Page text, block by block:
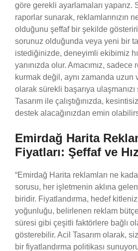
göre gerekli ayarlamaları yaparız.
raporlar sunarak, reklamlarınızın
olduğunu şeffaf bir şekilde
sorunuz olduğunda veya yeni bir
istediğinizde, deneyimli ekibimiz
yanınızda olur. Amacımız, sadece
kurmak değil, aynı zamanda uzun
olarak sürekli başarıya ulaşmanızı
Tasarım ile çalıştığınızda,
destek alacağınızdan emin
Emirdağ Harita
Fiyatları: Şeffaf ve
“Emirdağ Harita reklamları ne
sorusu, her işletmenin aklına
biridir. Fiyatlandırma, hedef
yoğunluğu, belirlenen reklam
süresi gibi çeşitli faktörlere bağlı
gösterebilir. Acil Tasarım olarak,
bir fiyatlandırma politikası